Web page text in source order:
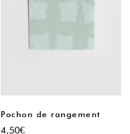
Pochon de rangement
4,50€